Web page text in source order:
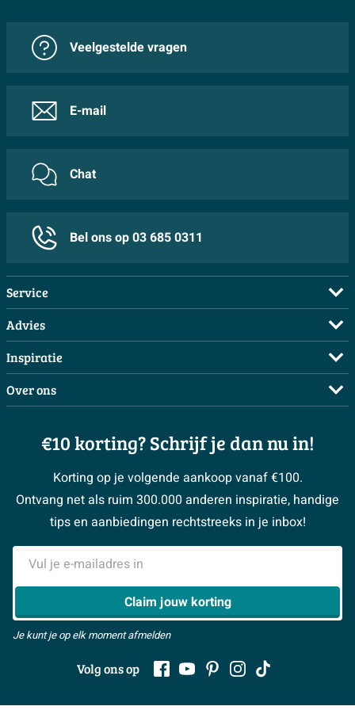
Veelgestelde vragen
E-mail
Chat
Bel ons op 03 685 0311
Service
Veelgestelde vragen
Bestellen
Betalen
Bezorgen / afhalen
Garantie / klachten
Reviewbeleid
> Naar de klantenservice
Advies
Maak een afspraak
Doe de offerte check
3D tekening maken
Klustips
Klusadvies
> Alle adviesmogelijkheden
Inspiratie
Complete badkamers
Complete toiletruimtes
Moodboards
Magazine
#MySawiday
> Naar inspiratie
Over ons
Over Sawiday
Vacatures
Sawiday PRO
BeCommerce
Samenwerken
> Alles over showrooms
€10 korting? Schrijf je dan nu in!
Korting op je volgende aankoop vanaf €100.
Ontvang net als ruim 300.000 anderen inspiratie, handige
tips en aanbiedingen rechtstreeks in je inbox!
E-mailadres
Claim jouw korting
Je kunt je op elk moment afmelden
Volg ons op